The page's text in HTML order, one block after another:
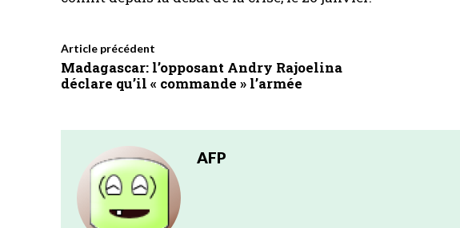
Article précédent
Madagascar: l’opposant Andry Rajoelina
déclare qu’il « commande » l’armée
AFP